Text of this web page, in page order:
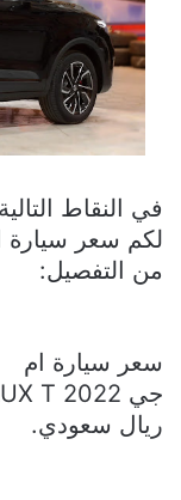
في النقاط
لكم سعر سيارة
من التفصيل:
سعر سيارة ام
جي T 2022
ريال سعودي.